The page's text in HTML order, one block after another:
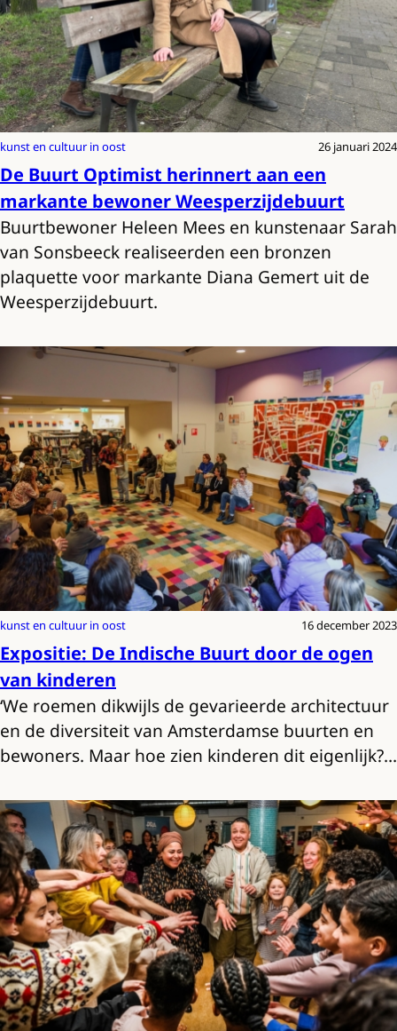
kunst en cultuur in oost 26 januari 2024
De Buurt Optimist herinnert aan een
markante bewoner Weesperzijdebuurt
Buurtbewoner Heleen Mees en kunstenaar Sarah
van Sonsbeeck realiseerden een bronzen
plaquette voor markante Diana Gemert uit de
Weesperzijdebuurt.
kunst en cultuur in oost 16 december 2023
Expositie: De Indische Buurt door de ogen
van kinderen
‘We roemen dikwijls de gevarieerde architectuur
en de diversiteit van Amsterdamse buurten en
bewoners. Maar hoe zien kinderen dit eigenlijk?…